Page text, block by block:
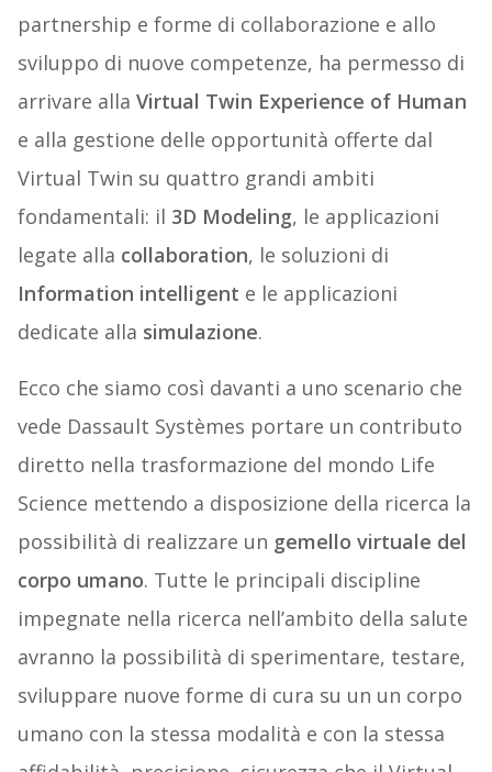
partnership e forme di collaborazione e allo
sviluppo di nuove competenze, ha permesso di
arrivare alla Virtual Twin Experience of Human
e alla gestione delle opportunità offerte dal
Virtual Twin su quattro grandi ambiti
fondamentali: il 3D Modeling, le applicazioni
legate alla collaboration, le soluzioni di
Information intelligent e le applicazioni
dedicate alla simulazione.
Ecco che siamo così davanti a uno scenario che
vede Dassault Systèmes portare un contributo
diretto nella trasformazione del mondo Life
Science mettendo a disposizione della ricerca la
possibilità di realizzare un gemello virtuale del
corpo umano. Tutte le principali discipline
impegnate nella ricerca nell’ambito della salute
avranno la possibilità di sperimentare, testare,
sviluppare nuove forme di cura su un un corpo
umano con la stessa modalità e con la stessa